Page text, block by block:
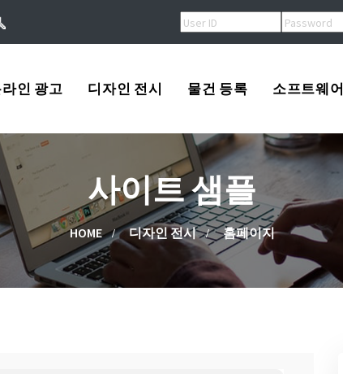
인 광고
오버추어광고
키워드광고
검색엔진등록
배너광고
디자인 전시
프린트
광고
동영상
물건 등록
USA
Korea
China
Other
소프트웨어
사이트 샘플
HOME 디자인 전시 홈페이지